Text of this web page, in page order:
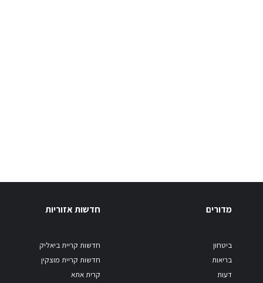
מדורים
ביטחון
בריאות
דעות
חדשות אזוריות
חדשות קריית ביאליק
חדשות קריית מוצקין
קרית אתא